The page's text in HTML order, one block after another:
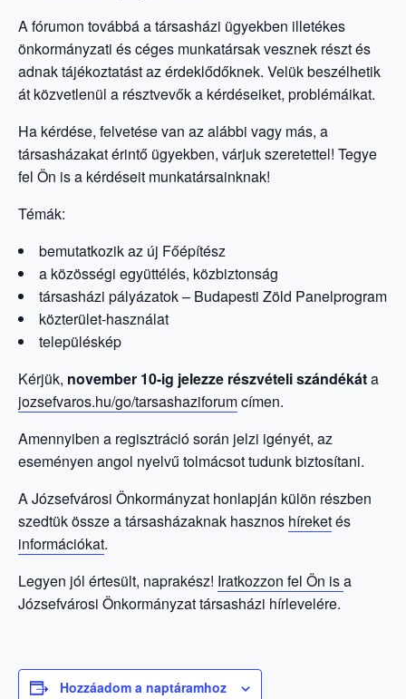
A fórumon továbbá a társasházi ügyekben illetékes
önkormányzati és céges munkatársak vesznek részt és
adnak tájékoztatást az érdeklődőknek. Velük beszélhetik
át közvetlenül a résztvevők a kérdéseiket, problémáikat.
Ha kérdése, felvetése van az alábbi vagy más, a
társasházakat érintő ügyekben, várjuk szeretettel! Tegye
fel Ön is a kérdéseit munkatársainknak!
Témák:
bemutatkozik az új Főépítész
a közösségi együttélés, közbiztonság
társasházi pályázatok – Budapesti Zöld Panelprogram
közterület-használat
településkép
Kérjük, november 10-ig jelezze részvételi szándékáta
jozsefvaros.hu/go/tarsashaziforumcímen.
Amennyiben a regisztráció során jelzi igényét, az
eseményen angol nyelvű tolmácsot tudunk biztosítani.
A Józsefvárosi Önkormányzat honlapján külön részben
szedtük össze a társasházaknak hasznos híreketés
információkat.
Legyen jól értesült, naprakész! Iratkozzon fel Ön isa
Józsefvárosi Önkormányzat társasházi hírlevelére.
Hozzáadom a naptáramhoz